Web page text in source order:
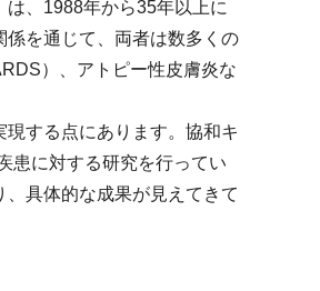
、1988年から35年以上に
を通じて、両者は数多くの
）、アトピー性皮膚炎な
する点にあります。協和キ
患に対する研究を行ってい
具体的な成果が見えてきて